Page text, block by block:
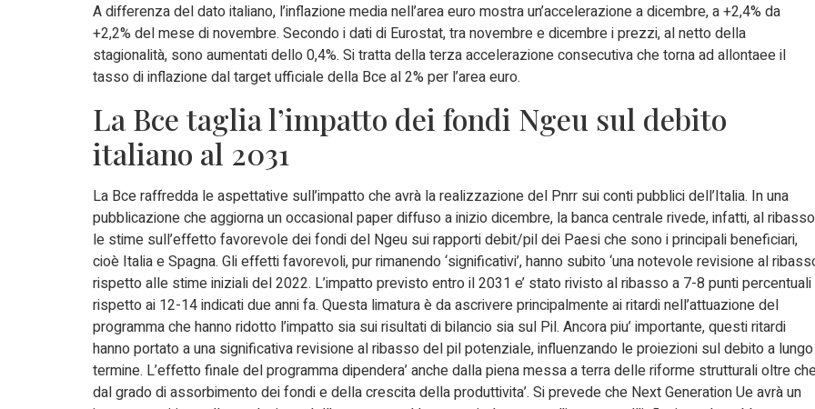
A differenza del dato italiano, l’inflazione media nell’area euro mostra un’accelerazione a dicembre, a +2,4% da
+2,2% del mese di novembre. Secondo i dati di Eurostat, tra novembre e dicembre i prezzi, al netto della
stagionalità, sono aumentati dello 0,4%. Si tratta della terza accelerazione consecutiva che torna ad allontaee il
tasso di inflazione dal target ufficiale della Bce al 2% per l’area euro.
La Bce taglia l’impatto dei fondi Ngeu sul debito
italiano al 2031
La Bce raffredda le aspettative sull’impatto che avrà la realizzazione del Pnrr sui conti pubblici dell’Italia. In una
pubblicazione che aggiorna un occasional paper diffuso a inizio dicembre, la banca centrale rivede, infatti, al ribasso
le stime sull’effetto favorevole dei fondi del Ngeu sui rapporti debit/pil dei Paesi che sono i principali beneficiari,
cioè Italia e Spagna. Gli effetti favorevoli, pur rimanendo ‘significativi’, hanno subito ‘una notevole revisione al
rispetto alle stime iniziali del 2022. L’impatto previsto entro il 2031 e’ stato rivisto al ribasso a 7-8 punti percentuali
rispetto ai 12-14 indicati due anni fa. Questa limatura è da ascrivere principalmente ai ritardi nell’attuazione del
programma che hanno ridotto l’impatto sia sui risultati di bilancio sia sul Pil. Ancora piu’ importante, questi ritardi
hanno portato a una significativa revisione al ribasso del pil potenziale, influenzando le proiezioni sul debito a lungo
termine. L’effetto finale del programma dipendera’ anche dalla piena messa a terra delle riforme strutturali oltre
dal grado di assorbimento dei fondi e della crescita della produttivita’. Si prevede che Next Generation Ue avrà un